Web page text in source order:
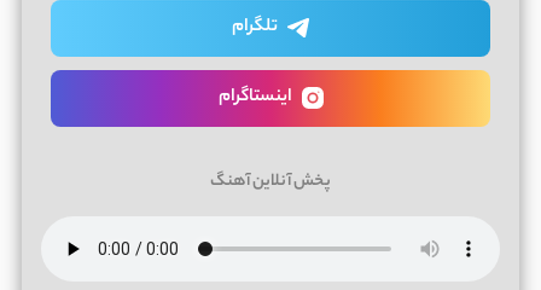
تلگرام
اینستاگرام
پخش آنلاین آهنگ